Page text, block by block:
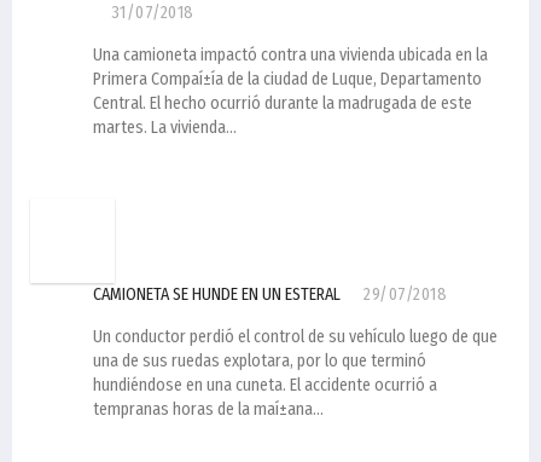
31/07/2018
Una camioneta impactó contra una vivienda ubicada en la
Primera Compaí±í­a de la ciudad de Luque, Departamento
Central. El hecho ocurrió durante la madrugada de este
martes. La vivienda...
CAMIONETA SE HUNDE EN UN ESTERAL 29/07/2018
Un conductor perdió el control de su vehí­culo luego de que
una de sus ruedas explotara, por lo que terminó
hundiéndose en una cuneta. El accidente ocurrió a
tempranas horas de la maí±ana...